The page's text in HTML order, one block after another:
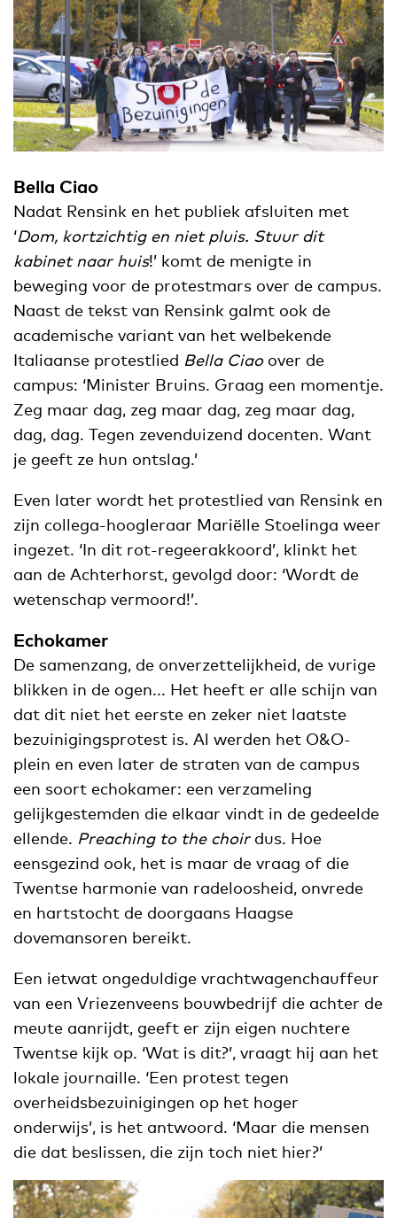
Bella Ciao
Nadat Rensink en het publiek afsluiten met
‘Dom, kortzichtig en niet pluis. Stuur dit
kabinet naar huis!’ komt de menigte in
beweging voor de protestmars over de campus.
Naast de tekst van Rensink galmt ook de
academische variant van het welbekende
Italiaanse protestlied Bella Ciao over de
campus: ‘Minister Bruins. Graag een momentje.
Zeg maar dag, zeg maar dag, zeg maar dag,
dag, dag. Tegen zevenduizend docenten. Want
je geeft ze hun ontslag.’
Even later wordt het protestlied van Rensink en
zijn collega-hoogleraar Mariëlle Stoelinga weer
ingezet. ‘In dit rot-regeerakkoord’, klinkt het
aan de Achterhorst, gevolgd door: ‘Wordt de
wetenschap vermoord!’.
Echokamer
De samenzang, de onverzettelijkheid, de vurige
blikken in de ogen... Het heeft er alle schijn van
dat dit niet het eerste en zeker niet laatste
bezuinigingsprotest is. Al werden het O&O-
plein en even later de straten van de campus
een soort echokamer: een verzameling
gelijkgestemden die elkaar vindt in de gedeelde
ellende. Preaching to the choirdus. Hoe
eensgezind ook, het is maar de vraag of die
Twentse harmonie van radeloosheid, onvrede
en hartstocht de doorgaans Haagse
dovemansoren bereikt.
Een ietwat ongeduldige vrachtwagenchauffeur
van een Vriezenveens bouwbedrijf die achter de
meute aanrijdt, geeft er zijn eigen nuchtere
Twentse kijk op. ‘Wat is dit?’, vraagt hij aan het
lokale journaille. ‘Een protest tegen
overheidsbezuinigingen op het hoger
onderwijs’, is het antwoord. ‘Maar die mensen
die dat beslissen, die zijn toch niet hier?’